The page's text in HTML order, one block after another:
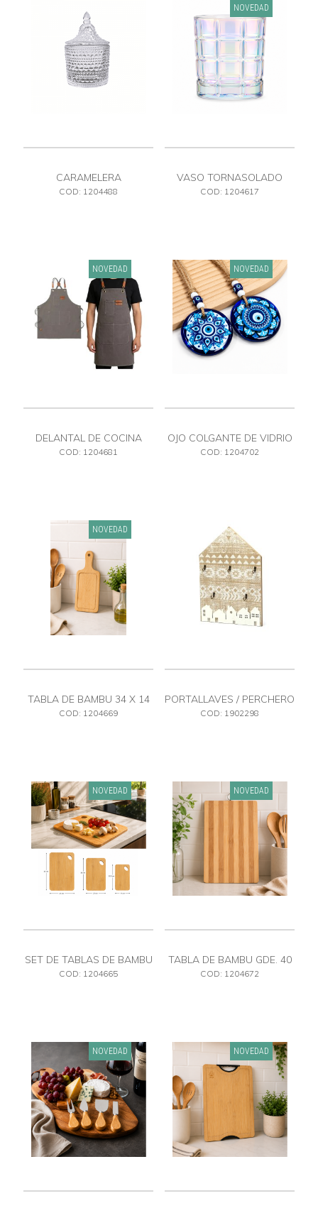
CARAMELERA
COD: 1204488
NOVEDAD
VASO TORNASOLADO
COD: 1204617
NOVEDAD
DELANTAL DE COCINA
COD: 1204681
NOVEDAD
OJO COLGANTE DE VIDRIO
11.5 X 24
COD: 1204702
NOVEDAD
TABLA DE BAMBU 34 X 14
COD: 1204669
PORTALLAVES / PERCHERO
COD: 1902298
NOVEDAD
SET DE TABLAS DE BAMBU
COD: 1204665
NOVEDAD
TABLA DE BAMBU GDE. 40
X 30
COD: 1204672
NOVEDAD NOVEDAD